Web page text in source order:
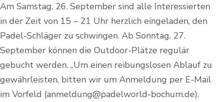
Am Samstag, 26. September sind alle Interessierten
in der Zeit von 15 – 21 Uhr herzlich eingeladen, den
Padel-Schläger zu schwingen. Ab Sonntag, 27.
September können die Outdoor-Plätze regulär
gebucht werden. „Um einen reibungslosen Ablauf zu
gewährleisten, bitten wir um Anmeldung per E-Mail
im Vorfeld (anmeldung@padelworld-bochum.de).